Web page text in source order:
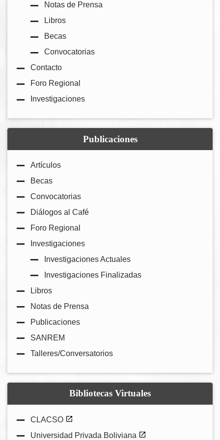
Notas de Prensa
Libros
Becas
Convocatorias
Contacto
Foro Regional
Investigaciones
Publicaciones
Artículos
Becas
Convocatorias
Diálogos al Café
Foro Regional
Investigaciones
Investigaciones Actuales
Investigaciones Finalizadas
Libros
Notas de Prensa
Publicaciones
SANREM
Talleres/Conversatorios
Bibliotecas Virtuales
CLACSO
Universidad Privada Boliviana